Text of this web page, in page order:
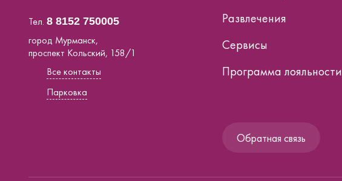
Тел. 8 8152 750005
город Мурманск,
проспект Кольский, 158/1
Все контакты
Парковка
Развлечения
Сервисы
Программа лояльности
Обратная связь